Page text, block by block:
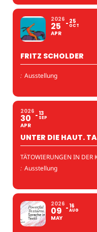
2026
25
APR
25
OCT
FRITZ SCHOLDER
: Ausstellung
2026
30
APR
13
SEP
UNTER DIE HAUT.
TÄTOWIERUNGEN IN DER
: Ausstellung
2026
09
MAY
16
AUG